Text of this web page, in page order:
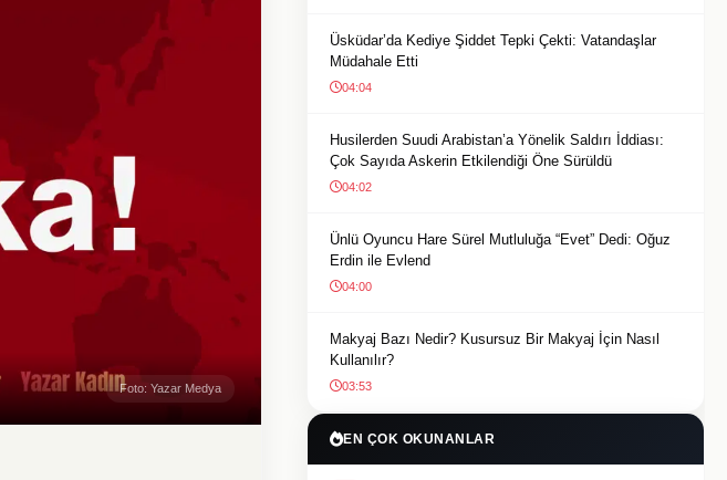
Foto: Yazar Medya
Üsküdar’da Kediye Şiddet Tepki Çekti: Vatandaşlar
Müdahale Etti
04:04
Husilerden Suudi Arabistan’a Yönelik Saldırı İddiası:
Çok Sayıda Askerin Etkilendiği Öne Sürüldü
04:02
Ünlü Oyuncu Hare Sürel Mutluluğa “Evet” Dedi: Oğuz
Erdin ile Evlend
04:00
Makyaj Bazı Nedir? Kusursuz Bir Makyaj İçin Nasıl
Kullanılır?
03:53
EN ÇOK OKUNANLAR